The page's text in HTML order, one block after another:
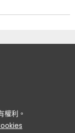
利。